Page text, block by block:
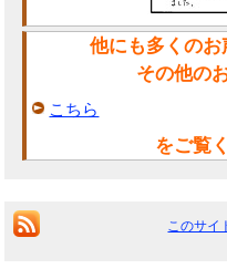
他にも多くのお
その他の
こちら
をご覧
このサイ